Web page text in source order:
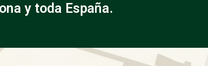
y toda España.